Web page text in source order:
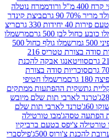
ממרח נוטלה
ביצת קינדר
ריצ
גרם
מרשמלו
מרשמלו גולף כחול 500
סוכריות סודה בצורת טטריס 216
אבקה להכנת
סודה בצורת
מרשמלו חטיפי
ההפתעות ממתקים
תות שלם מיובש
לארבי תות שלם
ג'מבו טורטילה
בטעם ברביקיו
500ג'
פילסברי